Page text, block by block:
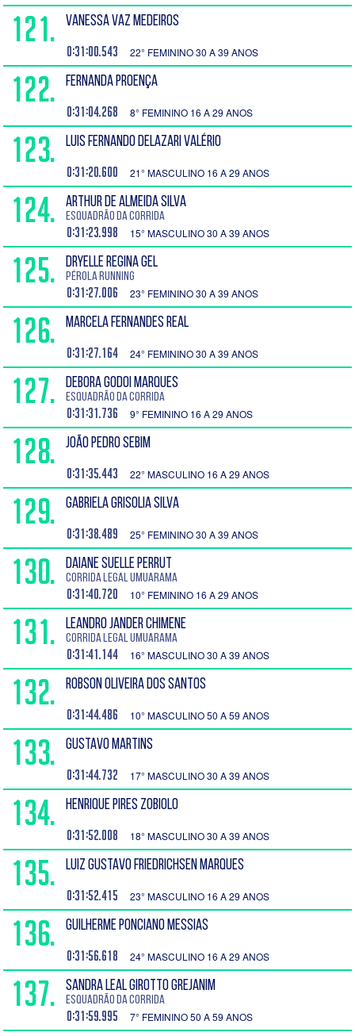
121. VANESSA VAZ MEDEIROS
0:31:00.543 22° FEMININO 30 A 39 ANOS
122. FERNANDA PROENÇA
0:31:04.268 8° FEMININO 16 A 29 ANOS
123. LUIS FERNANDO DELAZARI VALÉRIO
0:31:20.600 21° MASCULINO 16 A 29 ANOS
124. ARTHUR DE ALMEIDA SILVA
Esquadrão da Corrida
0:31:23.998 15° MASCULINO 30 A 39 ANOS
125. DRYELLE REGINA GEL
Pérola Running
0:31:27.006 23° FEMININO 30 A 39 ANOS
126. MARCELA FERNANDES REAL
0:31:27.164 24° FEMININO 30 A 39 ANOS
127. DEBORA GODOI MARQUES
Esquadrão da Corrida
0:31:31.736 9° FEMININO 16 A 29 ANOS
128. JOÃO PEDRO SEBIM
0:31:35.443 22° MASCULINO 16 A 29 ANOS
129. GABRIELA GRISOLIA SILVA
0:31:38.489 25° FEMININO 30 A 39 ANOS
130. DAIANE SUELLE PERRUT
Corrida Legal Umuarama
0:31:40.720 10° FEMININO 16 A 29 ANOS
131. LEANDRO JANDER CHIMENE
Corrida Legal Umuarama
0:31:41.144 16° MASCULINO 30 A 39 ANOS
132. ROBSON OLIVEIRA DOS SANTOS
0:31:44.486 10° MASCULINO 50 A 59 ANOS
133. GUSTAVO MARTINS
0:31:44.732 17° MASCULINO 30 A 39 ANOS
134. HENRIQUE PIRES ZOBIOLO
0:31:52.008 18° MASCULINO 30 A 39 ANOS
135. LUIZ GUSTAVO FRIEDRICHSEN MARQUES
0:31:52.415 23° MASCULINO 16 A 29 ANOS
136. GUILHERME PONCIANO MESSIAS
0:31:56.618 24° MASCULINO 16 A 29 ANOS
137. SANDRA LEAL GIROTTO GREJANIM
Esquadrão da Corrida
0:31:59.995 7° FEMININO 50 A 59 ANOS